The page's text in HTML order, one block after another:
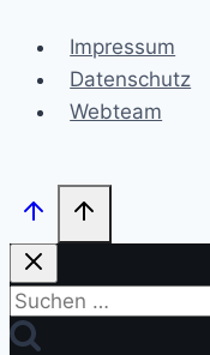
Impressum
Datenschutz
Webteam
Suchen
nach: